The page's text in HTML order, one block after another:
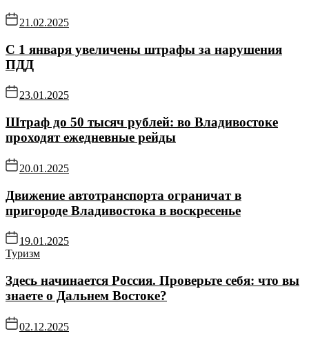
21.02.2025
С 1 января увеличены штрафы за нарушения
ПДД
23.01.2025
Штраф до 50 тысяч рублей: во Владивостоке
проходят ежедневные рейды
20.01.2025
Движение автотранспорта ограничат в
пригороде Владивостока в воскресенье
19.01.2025
Туризм
Здесь начинается Россия. Проверьте себя: что вы
знаете о Дальнем Востоке?
02.12.2025